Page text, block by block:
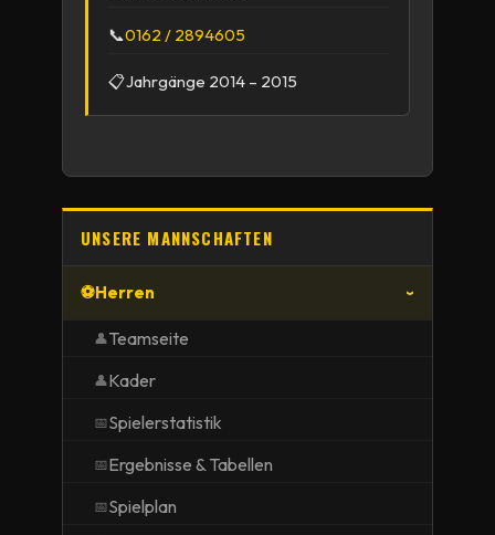
📞0162 / 2894605
📋Jahrgänge 2014 – 2015
UNSERE MANNSCHAFTEN
⚽Herren
👤Teamseite
👤Kader
📅Spielerstatistik
📅Ergebnisse & Tabellen
📅Spielplan